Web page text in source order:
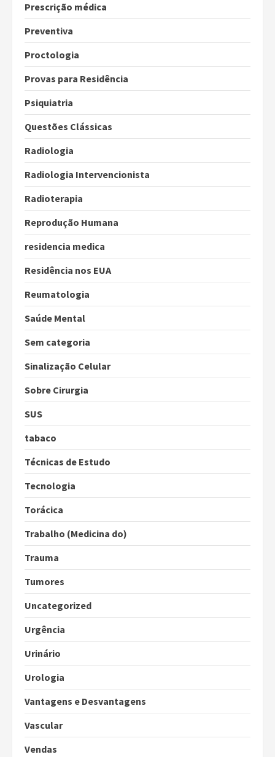
Prescrição médica
Preventiva
Proctologia
Provas para Residência
Psiquiatria
Questões Clássicas
Radiologia
Radiologia Intervencionista
Radioterapia
Reprodução Humana
residencia medica
Residência nos EUA
Reumatologia
Saúde Mental
Sem categoria
Sinalização Celular
Sobre Cirurgia
SUS
tabaco
Técnicas de Estudo
Tecnologia
Torácica
Trabalho (Medicina do)
Trauma
Tumores
Uncategorized
Urgência
Urinário
Urologia
Vantagens e Desvantagens
Vascular
Vendas